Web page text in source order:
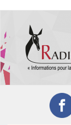
contenu
principal